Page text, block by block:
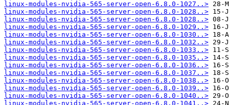
linux-modules-nvidia-565-server-open-6.8.0-1027..>
linux-modules-nvidia-565-server-open-6.8.0-1028..>
linux-modules-nvidia-565-server-open-6.8.0-1028..>
linux-modules-nvidia-565-server-open-6.8.0-1029..>
linux-modules-nvidia-565-server-open-6.8.0-1030..>
linux-modules-nvidia-565-server-open-6.8.0-1032..>
linux-modules-nvidia-565-server-open-6.8.0-1033..>
linux-modules-nvidia-565-server-open-6.8.0-1035..>
linux-modules-nvidia-565-server-open-6.8.0-1036..>
linux-modules-nvidia-565-server-open-6.8.0-1037..>
linux-modules-nvidia-565-server-open-6.8.0-1038..>
linux-modules-nvidia-565-server-open-6.8.0-1039..>
linux-modules-nvidia-565-server-open-6.8.0-1040..>
linux-modules-nvidia-565-server-open-6.8.0-1041..>